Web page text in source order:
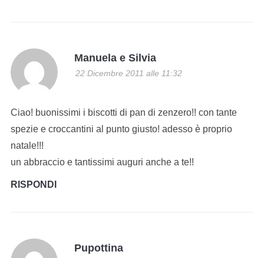
Manuela e Silvia
22 Dicembre 2011 alle 11:32
Ciao! buonissimi i biscotti di pan di zenzero!! con tante
spezie e croccantini al punto giusto! adesso è proprio
natale!!!
un abbraccio e tantissimi auguri anche a te!!
RISPONDI
Pupottina